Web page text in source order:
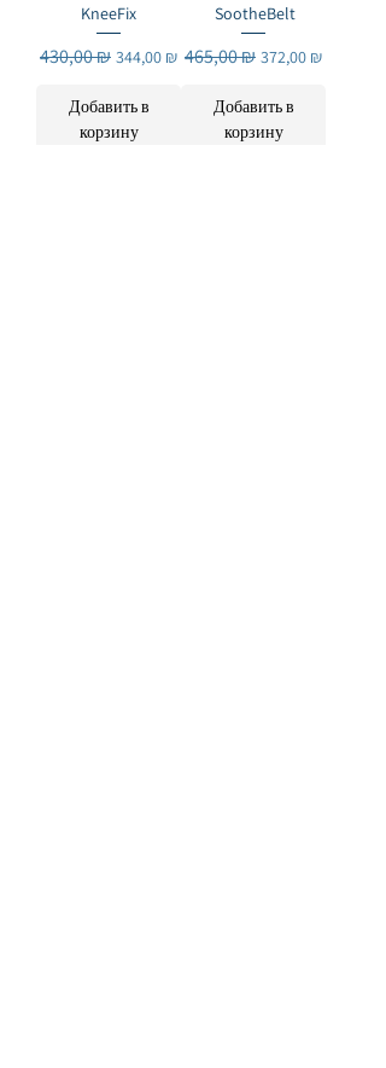
KneeFix
Обычная цена
430,00 ₪ Цена со скидкой
344,00 ₪
Добавить в
корзину
SootheBelt
Обычная цена
465,00 ₪ Цена со скидкой
372,00 ₪
Добавить в
корзину